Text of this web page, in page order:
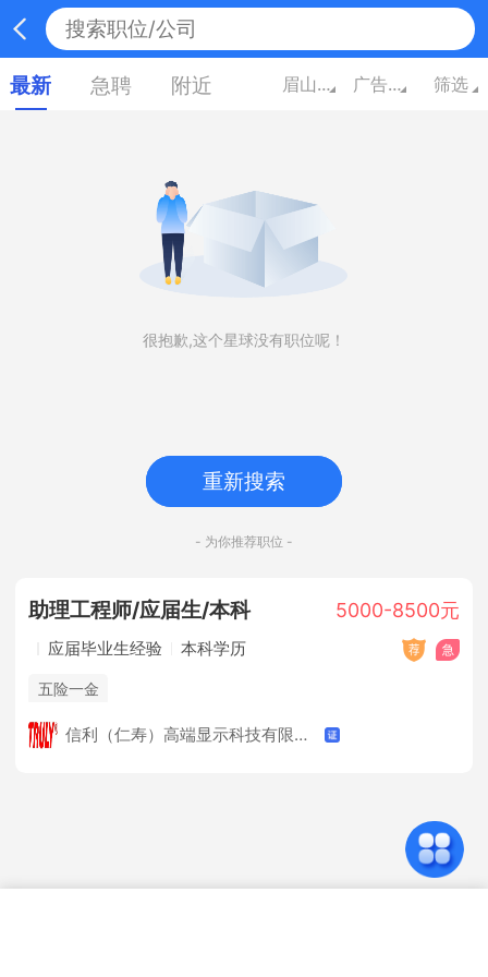
最新 急聘 附近 眉山四川 广告/市场/媒体/艺术 筛选
很抱歉,这个星球没有职位呢！
重新搜索
- 为你推荐职位 -
助理工程师/应届生/本科 5000-8500元
应届毕业生经验 本科学历
五险一金
信利（仁寿）高端显示科技有限公司